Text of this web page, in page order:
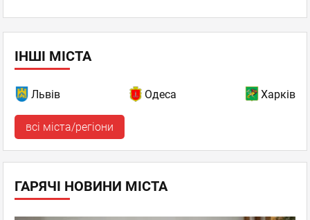
ІНШІ МІСТА
Львів Одеса Харків
всі міста/регіони
ГАРЯЧІ НОВИНИ МІСТА